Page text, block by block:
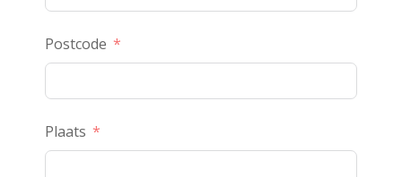
Postcode
Plaats